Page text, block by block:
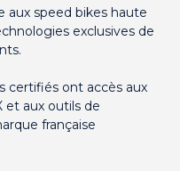
speed bikes haute
exclusives de
certifiés ont accès aux
et aux outils de
française